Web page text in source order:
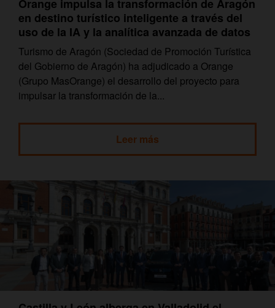
Orange impulsa la transformación de Aragón
en destino turístico inteligente a través del
uso de la IA y la analítica avanzada de datos
Turismo de Aragón (Sociedad de Promoción Turística
del Gobierno de Aragón) ha adjudicado a Orange
(Grupo MasOrange) el desarrollo del proyecto para
impulsar la transformación de la...
Leer más